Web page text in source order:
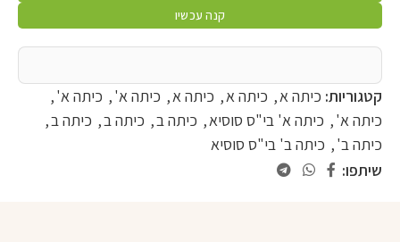
קנה עכשיו
קטגוריות: כיתה א, כיתה א, כיתה א, כיתה א', כיתה א',
כיתה א', כיתה א' בי"ס סוסיא, כיתה ב, כיתה ב, כיתה ב,
כיתה ב', כיתה ב' בי"ס סוסיא
שיתפו: